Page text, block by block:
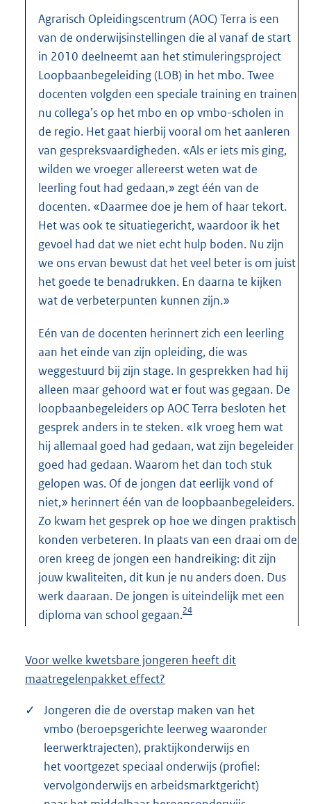
Agrarisch Opleidingscentrum (AOC) Terra is een
van de onderwijsinstellingen die al vanaf de start
in 2010 deelneemt aan het stimuleringsproject
Loopbaanbegeleiding (LOB) in het mbo. Twee
docenten volgden een speciale training en trainen
nu collega’s op het mbo en op vmbo-scholen in
de regio. Het gaat hierbij vooral om het aanleren
van gespreksvaardigheden. «Als er iets mis ging,
wilden we vroeger allereerst weten wat de
leerling fout had gedaan,» zegt één van de
docenten. «Daarmee doe je hem of haar tekort.
Het was ook te situatiegericht, waardoor ik het
gevoel had dat we niet echt hulp boden. Nu zijn
we ons ervan bewust dat het veel beter is om juist
het goede te benadrukken. En daarna te kijken
wat de verbeterpunten kunnen zijn.»
Eén van de docenten herinnert zich een leerling
aan het einde van zijn opleiding, die was
weggestuurd bij zijn stage. In gesprekken had hij
alleen maar gehoord wat er fout was gegaan. De
loopbaanbegeleiders op AOC Terra besloten het
gesprek anders in te steken. «Ik vroeg hem wat
hij allemaal goed had gedaan, wat zijn begeleider
goed had gedaan. Waarom het dan toch stuk
gelopen was. Of de jongen dat eerlijk vond of
niet,» herinnert één van de loopbaanbegeleiders.
Zo kwam het gesprek op hoe we dingen praktisch
konden verbeteren. In plaats van een draai om de
oren kreeg de jongen een handreiking: dit zijn
jouw kwaliteiten, dit kun je nu anders doen. Dus
werk daaraan. De jongen is uiteindelijk met een
diploma van school gegaan.24
Voor welke kwetsbare jongeren heeft dit
maatregelenpakket effect?
✓
Jongeren die de overstap maken van het
vmbo (beroepsgerichte leerweg waaronder
leerwerktrajecten), praktijkonderwijs en
het voortgezet speciaal onderwijs (profiel:
vervolgonderwijs en arbeidsmarktgericht)